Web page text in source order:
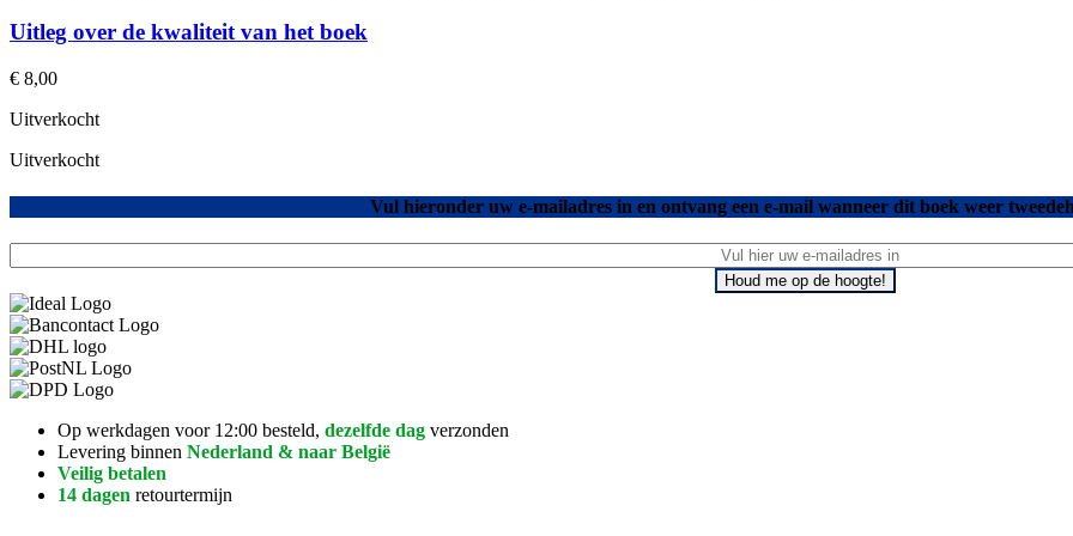
Uitleg over de kwaliteit van het boek
€ 8,00
Uitverkocht
Uitverkocht
Vul hieronder uw e-mailadres in en ontvang een e-mail wanneer dit boek weer
Houd me op de hoogte!
Op werkdagen voor 12:00 besteld, dezelfde dag verzonden
Levering binnen Nederland & naar België
Veilig betalen
14 dagen retourtermijn